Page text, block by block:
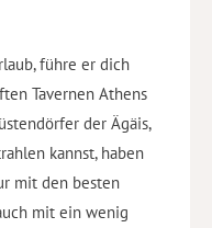
führe er dich
Tavernen Athens
der Ägäis,
kannst, haben
mit den besten
mit ein wenig